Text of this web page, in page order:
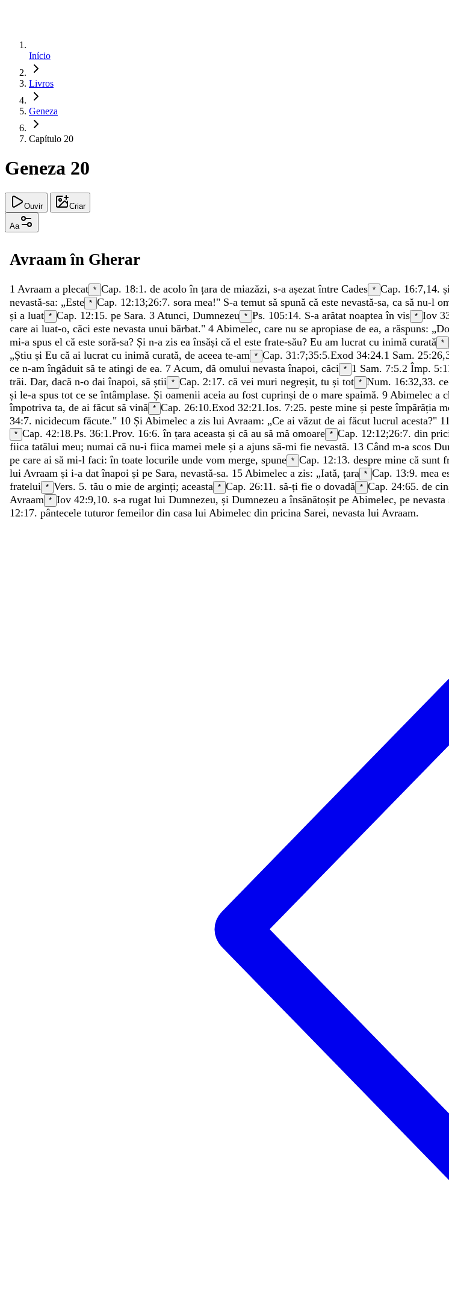
Início
Livros
Geneza
Capítulo 20
Geneza 20
Ouvir Criar
Aa
Avraamîn Gherar
1 Avraam a plecat * Cap. 18:1. de acoloîn țara de miazăzi, s-a așezatîntre Cades * Cap. 16:7,14. și
nevastă-sa: „Este * Cap. 12:13;26:7. sora mea!" S-a temut să spună că este nevastă-sa, ca să nu-l
și a luat * Cap. 12:15. pe Sara. 3 Atunci, Dumnezeu * Ps. 105:14. S-a arătat noapteaîn vis * Iov
care ai luat-o, căci este nevasta unui bărbat." 4 Abimelec, care nu se apropiase de ea, a răspuns: „
mi-a spus el că este soră-sa? Și n-a zis eaînsăși că el este frate-său? Eu am lucrat cu inimă curată *
„Știu și Eu că ai lucrat cu inimă curată, de aceea te-am * Cap. 31:7;35:5.Exod 34:24.1 Sam. 25:26,
ce n-amîngăduit să te atingi de ea. 7 Acum, dă omului nevastaînapoi, căci * 1 Sam. 7:5.2 Împ.
trăi. Dar, dacă n-o daiînapoi, să știi * Cap. 2:17. că vei muri negreșit, tu și tot * Num. 16:32,33.
și le-a spus tot ce seîntâmplase. Și oamenii aceia au fost cuprinși de o mare spaimă. 9 Abimelec a
împotriva ta, de ai făcut să vină * Cap. 26:10.Exod 32:21 .Ios. 7:25. peste mine și pesteîmpărăția
34:7. nicidecum făcute." 10 Și Abimelec a zis lui Avraam: „Ce ai văzut de ai făcut lucrul acesta?" 11
* Cap. 42:18.Ps. 36:1 .Prov. 16:6. în țara aceasta și că au să mă omoare * Cap. 12:12;26:7. din
fiica tatălui meu; numai că nu-i fiica mamei mele și a ajuns să-mi fie nevastă. 13 Când m-a scos
pe care ai să mi-l faci:în toate locurile unde vom merge, spune * Cap. 12:13. despre mine că sunt
lui Avraam și i-a datînapoi și pe Sara, nevastă-sa. 15 Abimelec a zis: „Iată, țara * Cap. 13:9. mea
fratelui * Vers. 5. tău o mie de arginți; aceasta * Cap. 26:11. să-ți fie o dovadă * Cap. 24:65. de
Avraam * Iov 42:9,10. s-a rugat lui Dumnezeu, și Dumnezeu aînsănătoșit pe Abimelec, pe nevasta
12:17. pântecele tuturor femeilor din casa lui Abimelec din pricina Sarei, nevasta lui Avraam.